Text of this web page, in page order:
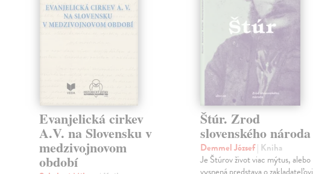
Evanjelická cirkev
A.V. na Slovensku v
medzivojnovom
období
Štúr. Zrod
slovenského národa
Demmel József| Kniha
Je Štúrov život viac mýtus, alebo